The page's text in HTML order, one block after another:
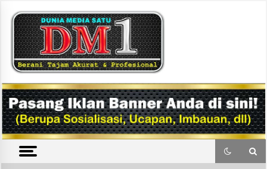
content
DM1